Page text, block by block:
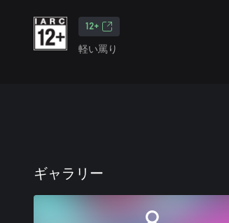
12+
軽い罵り
ギャラリー